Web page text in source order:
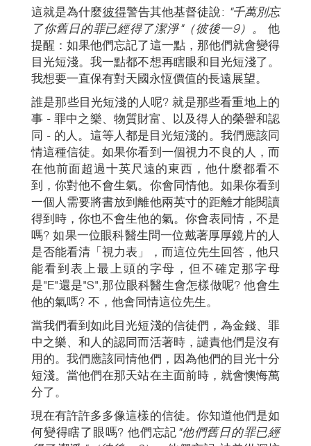
這就是為什麼彼得警告其他基督徒說: "千萬別忘
了你舊日的罪已經得了潔淨"（彼後一9）。
他
提醒：如果他們忘記了這一點，那他們就會變得
目光短淺。我一點都不想再瞎眼和目光短淺了。
我想要一直保有對天國永恆價值的長遠展望。
誰是那些目光短淺的人呢? 就是那些看重地上的
事 - 罪中之樂、物質財富、以及得人的榮譽和認
同 - 的人。這等人都是目光短淺的。我們應該同
情這種信徒。如果你看到一個視力不良的人，而
在他前面超過十英尺遠的東西，他什麼都看不
到，你對他不會生氣。你會同情他。如果你看到
一個人需要將書放到離他兩英寸的距離才能閱讀
得到時，你也不會生他的氣。你會表同情，不是
嗎? 如果一位眼科醫生問一位戴著厚厚鏡片的人
是否能看清「視力表」，而這位先生回答，他只
能看到表上最上頭的字母，但不確定那字母
是"E"還是"S",那位眼科醫生會怎樣做呢? 他會生
他的氣嗎? 不，他會同情這位先生。
當我們看到如此目光短淺的信徒們，為金錢、罪
中之樂、和人的認同而活著時，譴責他們是沒有
用的。我們應該同情他們，因為他們的目光十分
短淺。當他們在那天站在主面前時，就會懊悔萬
分了。
現在有許許多多像這樣的信徒。你知道他們是如
何變得瞎了眼嗎? 他們忘記"他們舊日的罪已經